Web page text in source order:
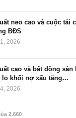
neo cao và cuộc tái
BĐS
2026
cao và bất động sản
lo khối nợ xấu tăng…
2026
2.660